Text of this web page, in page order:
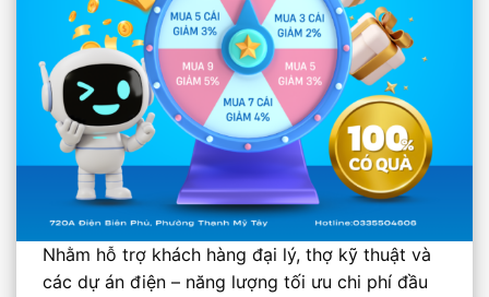
Nhằm hỗ trợ khách hàng đại lý, thợ kỹ thuật và
các dự án điện – năng lượng tối ưu chi phí đầu